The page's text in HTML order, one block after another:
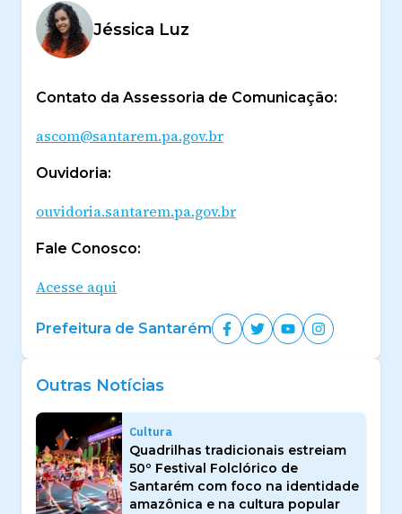
Jéssica Luz
Contato da Assessoria de Comunicação:
ascom@santarem.pa.gov.br
Ouvidoria:
ouvidoria.santarem.pa.gov.br
Fale Conosco:
Acesse aqui
Prefeitura de Santarém
Outras Notícias
Cultura
Quadrilhas tradicionais estreiam
50º Festival Folclórico de
Santarém com foco na identidade
amazônica e na cultura popular